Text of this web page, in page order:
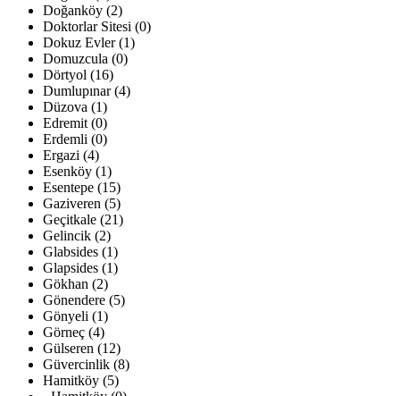
Doğanköy (2)
Doktorlar Sitesi (0)
Dokuz Evler (1)
Domuzcula (0)
Dörtyol (16)
Dumlupınar (4)
Düzova (1)
Edremit (0)
Erdemli (0)
Ergazi (4)
Esenköy (1)
Esentepe (15)
Gaziveren (5)
Geçitkale (21)
Gelincik (2)
Glabsides (1)
Glapsides (1)
Gökhan (2)
Gönendere (5)
Gönyeli (1)
Görneç (4)
Gülseren (12)
Güvercinlik (8)
Hamitköy (5)